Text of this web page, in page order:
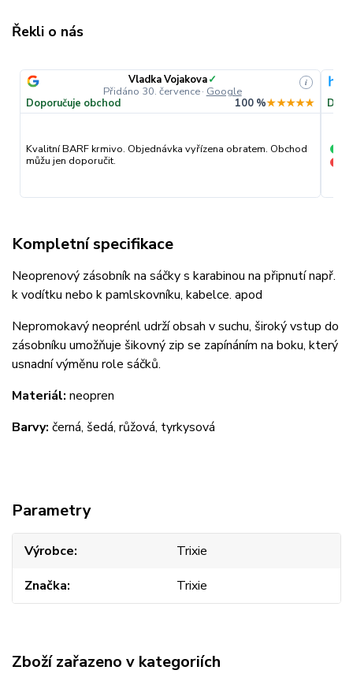
Řekli o nás
Vladka Vojakova✓
Přidáno 30. července· Google
i
Doporučuje obchod 100 %★★★★★
Kvalitní BARF krmivo. Objednávka vyřízena obratem. Obchod
můžu jen doporučit.
Kompletní specifikace
Neoprenový zásobník na sáčky s karabinou na připnutí např.
k vodítku nebo k pamlskovníku, kabelce. apod
Nepromokavý neoprénl udrží obsah v suchu, široký vstup do
zásobníku umožňuje šikovný zip se zapínáním na boku, který
usnadní výměnu role sáčků.
Materiál: neopren
Barvy: černá, šedá, růžová, tyrkysová
Parametry
Výrobce
Trixie
Značka
Trixie
Zboží zařazeno v kategoriích